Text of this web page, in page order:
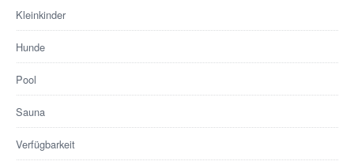
Kleinkinder
Hunde
Pool
Sauna
Verfügbarkeit